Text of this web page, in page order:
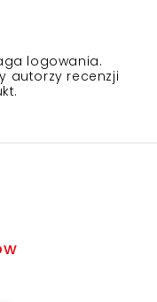
logowania.
autorzy recenzji